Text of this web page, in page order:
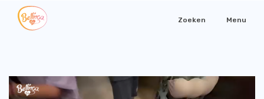
Zoeken Menu